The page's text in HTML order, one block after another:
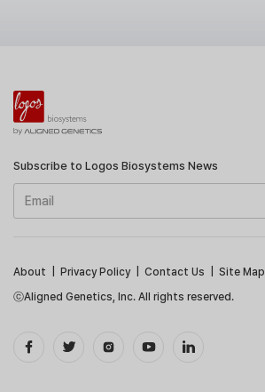
Subscribe to Logos Biosystems News
ⓒAligned Genetics, Inc. All rights reserved.
About Privacy Policy| Contact Us Site Map